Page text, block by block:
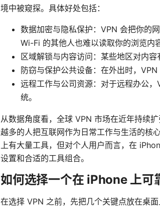
境中被窥探。具体好处包括：
数据加密与隐私保护：VPN 会把你的
Wi-Fi 的其他人也难以读取你的浏览内容
区域解锁与内容访问：某些地区对内
防窃与保护公共设备：在外出时，
远程工作与公司资源：对于远程办公
统。
从数据角度看，全球 VPN 市场在近年持续
越多的人把互联网作为日常工作与生活的核
上有大量工具，但对个人用户而言，在
设置和合适的工具组合。
如何选择一个在 iPhone 上可
在选择 VPN 之前，先把几个关键点放在桌面